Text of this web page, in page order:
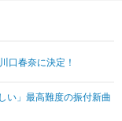
ブログ
その他
口春奈に決定！
い」最高難度の振付新曲